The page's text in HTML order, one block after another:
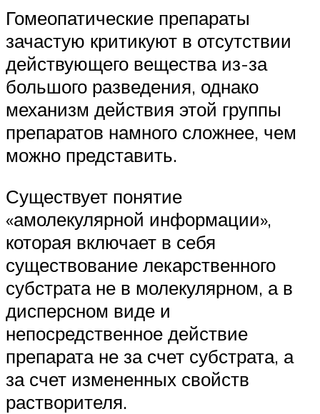
Гомеопатические препараты
зачастую критикуют в отсутствии
действующего вещества из-за
большого разведения, однако
механизм действия этой группы
препаратов намного сложнее, чем
можно представить.
Существует понятие
«амолекулярной информации»,
которая включает в себя
существование лекарственного
субстрата не в молекулярном, а в
дисперсном виде и
непосредственное действие
препарата не за счет субстрата, а
за счет измененных свойств
растворителя.